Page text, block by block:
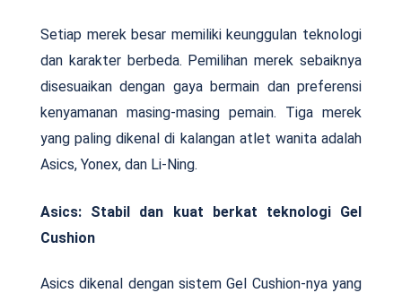
Setiap merek besar memiliki keunggulan teknologi
dan karakter berbeda. Pemilihan merek sebaiknya
disesuaikan dengan gaya bermain dan preferensi
kenyamanan masing-masing pemain. Tiga merek
yang paling dikenal di kalangan atlet wanita adalah
Asics, Yonex, dan Li-Ning.
Asics: Stabil dan kuat berkat teknologi Gel
Cushion
Asics dikenal dengan sistem Gel Cushion-nya yang